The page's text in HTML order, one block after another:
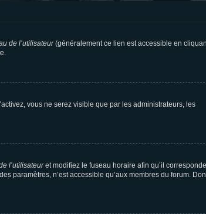
de l’utilisateur(généralement ce lien est accessible en
vous ne serez visible que par les administrateurs, les
l’utilisateuret modifiez le fuseau horaire afin qu’il
paramètres, n’est accessible qu’aux membres du forum.